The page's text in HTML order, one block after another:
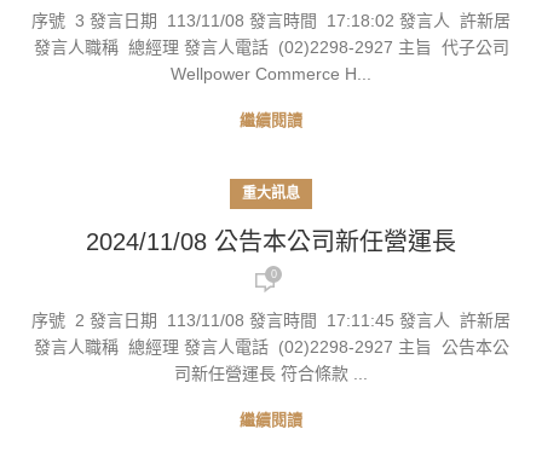
序號 3 發言日期 113/11/08 發言時間 17:18:02 發言人 許新居
發言人職稱 總經理 發言人電話 (02)2298-2927 主旨 代子公司
Wellpower Commerce H...
繼續閱讀
重大訊息
2024/11/08 公告本公司新任營運長
0
序號 2 發言日期 113/11/08 發言時間 17:11:45 發言人 許新居
發言人職稱 總經理 發言人電話 (02)2298-2927 主旨 公告本公
司新任營運長 符合條款 ...
繼續閱讀